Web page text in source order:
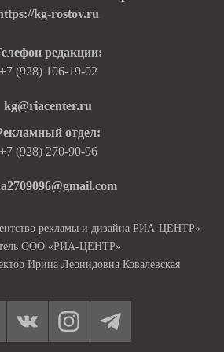
kg-rostov.ru
редакции:
+7 (928) 106-19-02
kg@riacenter.ru
отдел:
+7 (928) 270-90-96
рекламы и дизайна РИА-ЦЕНТР»
ООО «РИА-ЦЕНТР»
Ирина Леонидовна Ковалевская